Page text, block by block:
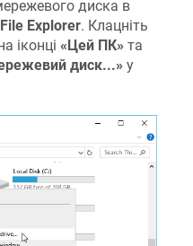
диска в
File Explorer. Клацніть
іконці «Цей ПК» та
диск...» у